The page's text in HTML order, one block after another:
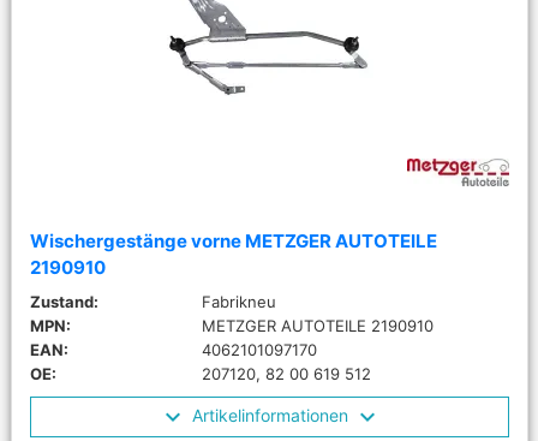
Wischergestänge vorne METZGER AUTOTEILE
2190910
Zustand:
Fabrikneu
MPN:
METZGER AUTOTEILE 2190910
EAN:
4062101097170
OE:
207120, 82 00 619 512
Artikelinformationen